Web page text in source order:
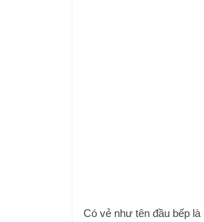
Có vẻ như tên đầu bếp